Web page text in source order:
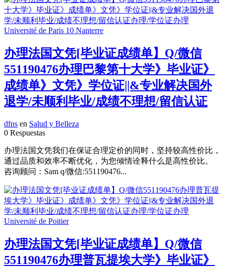
办理法国文凭[毕业证成绩单】Q/微信
551190476办理巴黎第十大学》毕业证》
成绩单》文凭》学位证||&专业解决国外
退学/未顺利毕业/成绩不理想/留信认证
dfns en Salud y Belleza
0 Respuestas
办理法国文凭我们在保证合理定价的同时，坚持较高性价比，
通过品质和效率不断优化，为您倾情诠释什么是高性价比。
咨询顾问：Sam q/微信:551190476...
办理法国文凭[毕业证成绩单】Q/微信
551190476办理普瓦提埃大学》毕业证》